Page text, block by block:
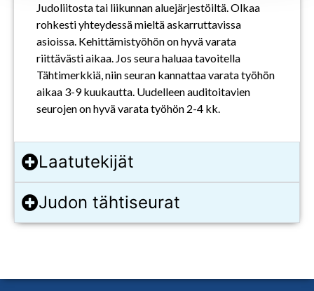
Judoliitosta tai liikunnan aluejärjestöiltä. Olkaa
rohkesti yhteydessä mieltä askarruttavissa
asioissa. Kehittämistyöhön on hyvä varata
riittävästi aikaa. Jos seura haluaa tavoitella
Tähtimerkkiä, niin seuran kannattaa varata työhön
aikaa 3-9 kuukautta. Uudelleen auditoitavien
seurojen on hyvä varata työhön 2-4 kk.
Laatutekijät
Judon tähtiseurat